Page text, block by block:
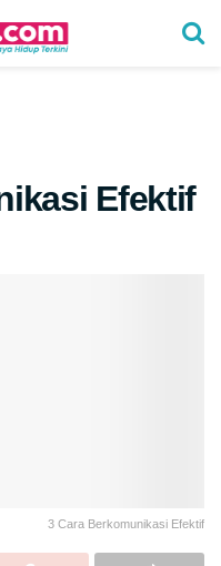
Efektif
3 Cara Berkomunikasi Efektif